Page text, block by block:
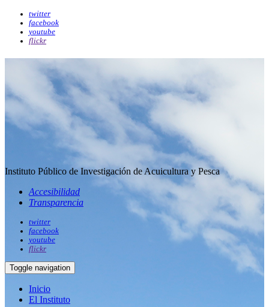
twitter
facebook
youtube
flickr
Instituto Público de Investigación de Acuicultura y Pesca
Accesibilidad
Transparencia
twitter
facebook
youtube
flickr
Toggle navigation
Inicio
El Instituto